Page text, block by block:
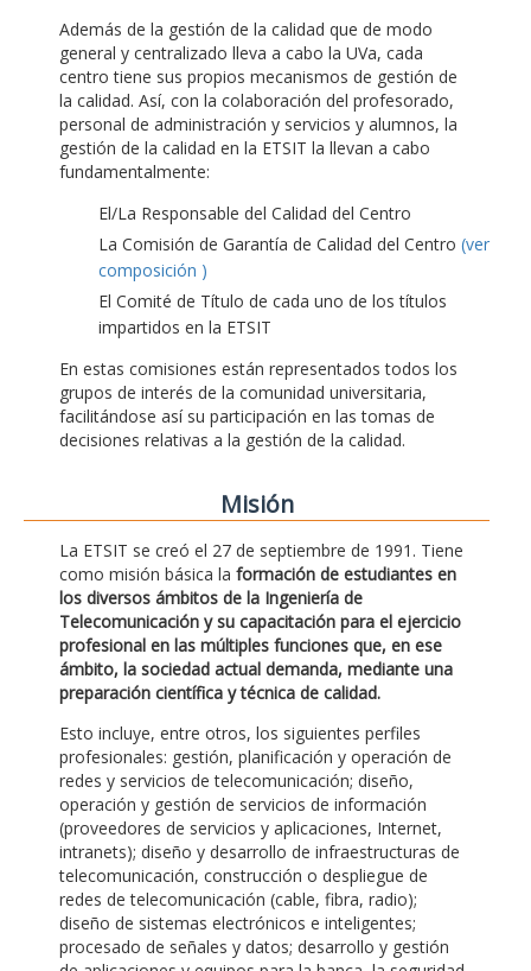
Además de la gestión de la calidad que de modo
general y centralizado lleva a cabo la UVa, cada
centro tiene sus propios mecanismos de gestión de
la calidad. Así, con la colaboración del profesorado,
personal de administración y servicios y alumnos, la
gestión de la calidad en la ETSIT la llevan a cabo
fundamentalmente:
El/La Responsable del Calidad del Centro
La Comisión de Garantía de Calidad del Centro (ver
composición )
El Comité de Título de cada uno de los títulos
impartidos en la ETSIT
En estas comisiones están representados todos los
grupos de interés de la comunidad universitaria,
facilitándose así su participación en las tomas de
decisiones relativas a la gestión de la calidad.
Misión
La ETSIT se creó el 27 de septiembre de 1991. Tiene
como misión básica la formación de estudiantes en
los diversos ámbitos de la Ingeniería de
Telecomunicación y su capacitación para el ejercicio
profesional en las múltiples funciones que, en ese
ámbito, la sociedad actual demanda, mediante una
preparación científica y técnica de calidad.
Esto incluye, entre otros, los siguientes perfiles
profesionales: gestión, planificación y operación de
redes y servicios de telecomunicación; diseño,
operación y gestión de servicios de información
(proveedores de servicios y aplicaciones, Internet,
intranets); diseño y desarrollo de infraestructuras de
telecomunicación, construcción o despliegue de
redes de telecomunicación (cable, fibra, radio);
diseño de sistemas electrónicos e inteligentes;
procesado de señales y datos; desarrollo y gestión